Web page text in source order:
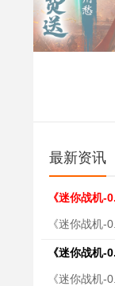
最新资讯
《迷你战机
《迷你战机
《迷你战机-
《迷你战机-